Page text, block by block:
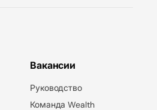
Вакансии
Руководство
Команда Wealth